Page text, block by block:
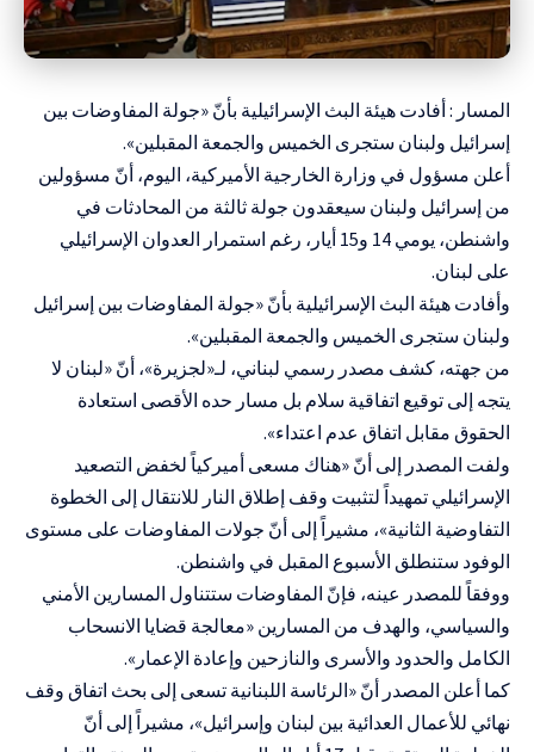
المسار : أفادت هيئة البث الإسرائيلية بأنّ «جولة المفاوضات بين
إسرائيل ولبنان ستجرى الخميس والجمعة المقبلين».
أعلن مسؤول في وزارة الخارجية الأميركية، اليوم، أنّ مسؤولين
من ‌إسرائيل ولبنان سيعقدون جولة ثالثة من المحادثات في
واشنطن، يومي 14 و15 أيار، رغم استمرار العدوان الإسرائيلي
على لبنان.
وأفادت هيئة البث الإسرائيلية بأنّ «جولة المفاوضات بين إسرائيل
ولبنان ستجرى الخميس والجمعة المقبلين».
من جهته، كشف مصدر رسمي لبناني، لـ«لجزيرة»، أنّ «لبنان لا
يتجه إلى توقيع اتفاقية سلام بل مسار حده الأقصى استعادة
الحقوق مقابل اتفاق عدم اعتداء».
ولفت المصدر إلى أنّ «هناك مسعى أميركياً لخفض التصعيد
الإسرائيلي تمهيداً لتثبيت وقف إطلاق النار للانتقال إلى الخطوة
التفاوضية الثانية»، مشيراً إلى أنّ جولات المفاوضات على مستوى
الوفود ستنطلق الأسبوع المقبل في واشنطن.
ووفقاً للمصدر عينه، فإنّ المفاوضات ستتناول المسارين الأمني
والسياسي، والهدف من المسارين «معالجة قضايا الانسحاب
الكامل والحدود والأسرى والنازحين وإعادة الإعمار».
كما أعلن المصدر أنّ «الرئاسة اللبنانية تسعى إلى بحث اتفاق وقف
نهائي للأعمال العدائية بين لبنان وإسرائيل»، مشيراً إلى أنّ